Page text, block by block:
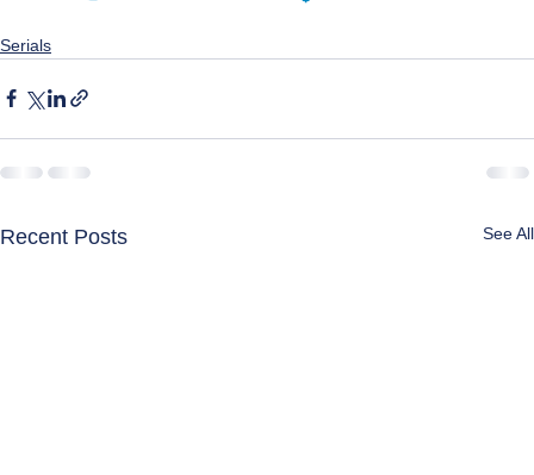
Serials
Recent Posts See All